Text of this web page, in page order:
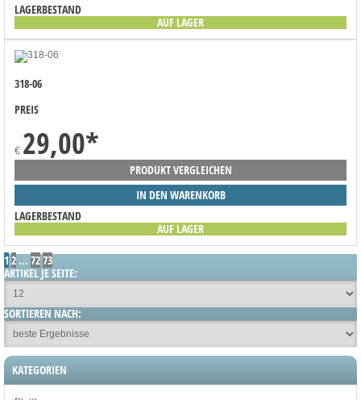
LAGERBESTAND
AUF LAGER
318-06
PREIS
€ 29,00*
PRODUKT VERGLEICHEN
IN DEN WARENKORB
LAGERBESTAND
AUF LAGER
1 2 ... 7273
ARTIKEL JE SEITE:
SORTIEREN NACH:
KATEGORIEN